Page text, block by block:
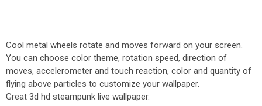
Cool metal wheels rotate and moves forward on your screen.
You can choose color theme, rotation speed, direction of
moves, accelerometer and touch reaction, color and quantity of
flying above particles to customize your wallpaper.
Great 3d hd steampunk live wallpaper.